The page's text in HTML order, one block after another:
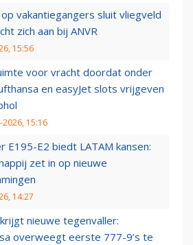
vakantiegangers sluit vliegveld
zich aan bij ANVR
15:56
voor vracht doordat onder
en easyJet slots vrijgeven
2026, 15:16
E195-E2 biedt LATAM kansen:
zet in op nieuwe
14:27
nieuwe tegenvaller:
overweegt eerste 777-9’s te